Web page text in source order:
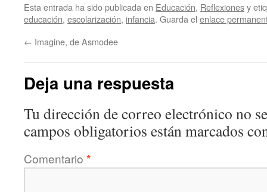
Esta entrada ha sido publicada en Educación, Reflexionesy
educación, escolarización, infancia. Guarda el enlace
← Imagine, de Asmodee
Deja una respuesta
Tu dirección de correo electrónico no
campos obligatorios están marcados
Comentario *